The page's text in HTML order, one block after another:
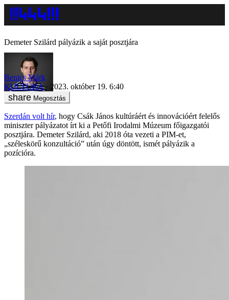
Demeter Szilárd pályázik a saját posztjára
Benics Márk
KULTÚRA
2023. október 19. 6:40
Megosztás
Szerdán volt hír, hogy Csák János kultúráért és innovációért felelős
miniszter pályázatot írt ki a Petőfi Irodalmi Múzeum főigazgatói
posztjára. Demeter Szilárd, aki 2018 óta vezeti a PIM-et,
„széleskörű konzultáció” után úgy döntött, ismét pályázik a
pozícióra.